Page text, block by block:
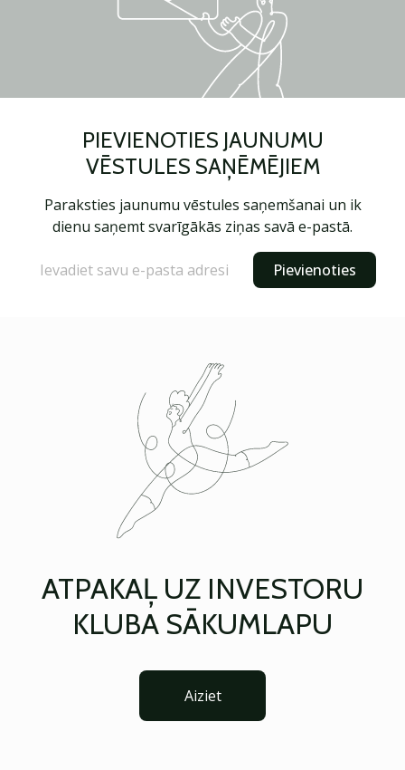
PIEVIENOTIES JAUNUMU
VĒSTULES SAŅĒMĒJIEM
Paraksties jaunumu vēstules saņemšanai un ik
dienu saņemt svarīgākās ziņas savā e-pastā.
Pievienoties
ATPAKAĻ UZ INVESTORU
KLUBA SĀKUMLAPU
Aiziet